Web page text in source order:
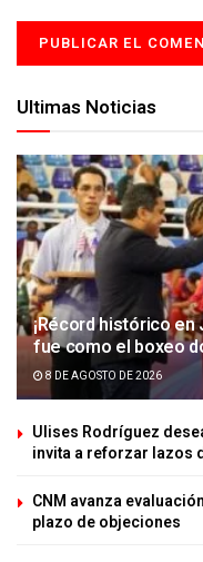
Ultimas Noticias
¡Récord histórico
fue como el boxeo
8 DE AGOSTO DE 2026
Ulises Rodríguez
invita a reforzar lazos
CNM avanza
plazo de objeciones